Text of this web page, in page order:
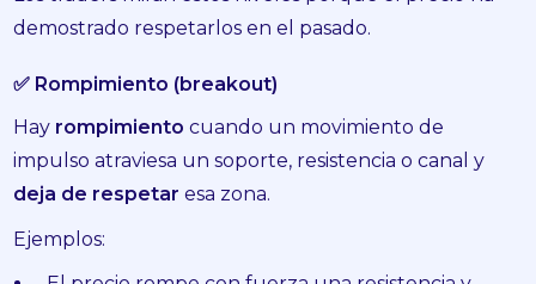
demostrado respetarlos en el pasado.
✅ Rompimiento (breakout)
Hay rompimiento cuando un movimiento de
impulso atraviesa un soporte, resistencia o canal y
deja de respetar esa zona.
Ejemplos: